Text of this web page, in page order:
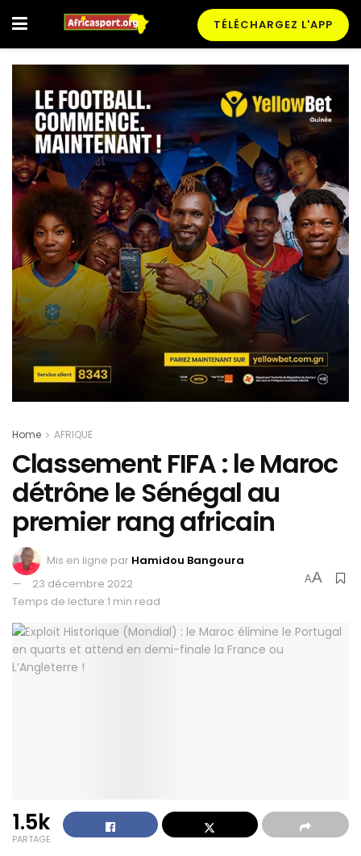
TÉLÉCHARGEZ L'APP
Home AFRIQUE
Classement FIFA : le Maroc
détrône le Sénégal au
premier rang africain
Mis en ligne par Hamidou Bangoura
23 décembre 2022
Temps de lecture:1 min read
AA
1.5k
PARTAGE